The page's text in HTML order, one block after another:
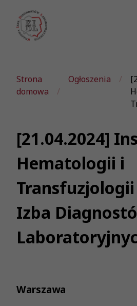
Strona
domowa
Ogłoszenia
[21.04.2024]
Hematologii i
Izba
Warszawa